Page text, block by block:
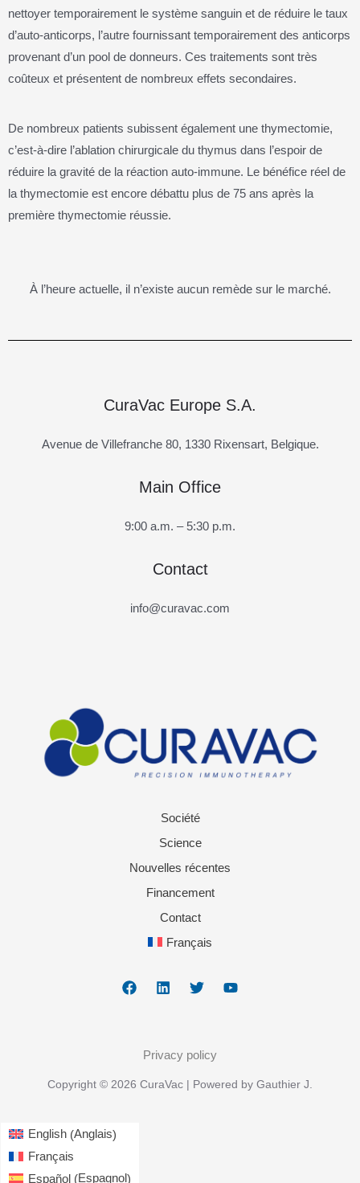
nettoyer temporairement le système sanguin et de réduire le taux
d’auto-anticorps, l’autre fournissant temporairement des anticorps
provenant d’un pool de donneurs. Ces traitements sont très
coûteux et présentent de nombreux effets secondaires.
De nombreux patients subissent également une thymectomie,
c’est-à-dire l’ablation chirurgicale du thymus dans l’espoir de
réduire la gravité de la réaction auto-immune. Le bénéfice réel de
la thymectomie est encore débattu plus de 75 ans après la
première thymectomie réussie.
À l’heure actuelle, il n’existe aucun remède sur le marché.
CuraVac Europe S.A.
Avenue de Villefranche 80, 1330 Rixensart, Belgique.
Main Office
9:00 a.m. – 5:30 p.m.
Contact
info@curavac.com
Société
Science
Nouvelles récentes
Financement
Contact
Français
Privacy policy
Copyright © 2026 CuraVac | Powered by Gauthier J.
English (Anglais)
Français
Español (Espagnol)